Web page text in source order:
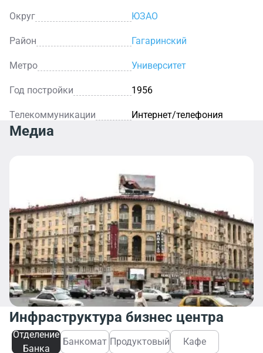
Округ ЮЗАО
Район Гагаринский
Метро Университет
Год постройки 1956
Телекоммуникации Интернет/телефония
Медиа
Инфраструктура бизнес центра
Отделение
Банка
Банкомат Продуктовый Кафе